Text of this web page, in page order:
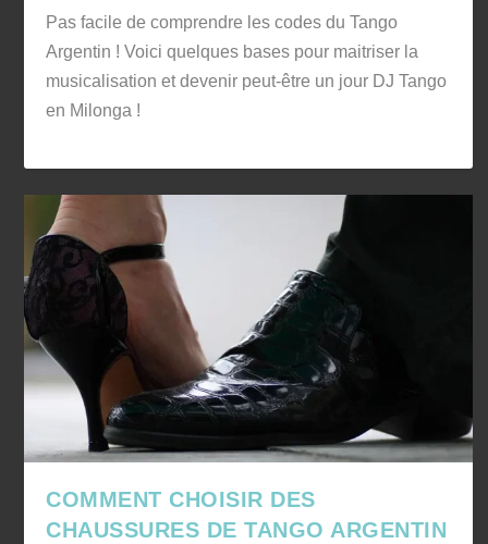
Pas facile de comprendre les codes du Tango
Argentin ! Voici quelques bases pour maitriser la
musicalisation et devenir peut-être un jour DJ Tango
en Milonga !
COMMENT CHOISIR DES
CHAUSSURES DE TANGO ARGENTIN